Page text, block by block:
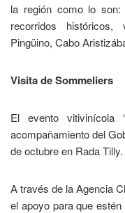
la región como lo son:
recorridos
Pingüino, Cabo
Visita de Sommeliers
El evento
acompañamiento del
de octubre en Rada Tilly.
A través de la Agencia
el apoyo para que